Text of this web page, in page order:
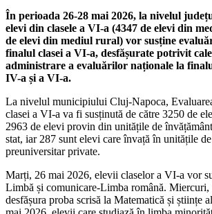
În perioada 26-28 mai 2026, la nivelul
elevi din clasele a VI-a (4347 de elevi din
de elevi din mediul rural) vor susține
finalul clasei a VI-a, desfășurate potrivit
administrare a evaluărilor naționale la
IV-a și a VI-a.
La nivelul municipiului Cluj-Napoca,
clasei a VI-a va fi susținută de către 3250 de
2963 de elevi provin din unitățile de
stat, iar 287 sunt elevi care învață în unitățile
preuniversitar private.
Marți, 26 mai 2026, elevii claselor a VI-a vor
Limbă și comunicare-Limba română. Miercuri,
desfășura proba scrisă la Matematică și științe